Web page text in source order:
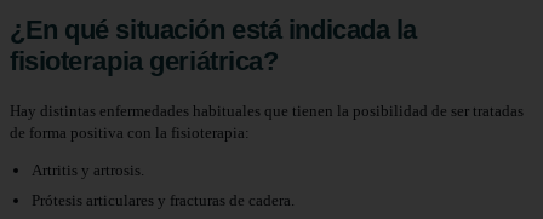
¿En qué situación está indicada la
fisioterapia geriátrica?
Hay distintas enfermedades habituales que tienen la posibilidad de ser tratadas
de forma positiva con la fisioterapia:
Artritis y artrosis.
Prótesis articulares y fracturas de cadera.